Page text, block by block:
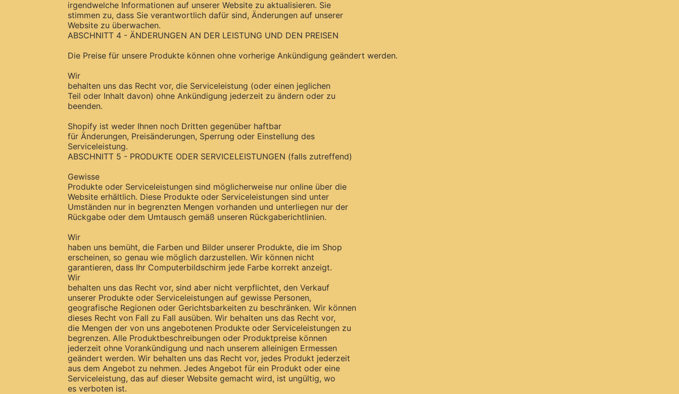
irgendwelche Informationen auf unserer Website zu aktualisieren. Sie
stimmen zu, dass Sie verantwortlich dafür sind, Änderungen auf unserer
Website zu überwachen.
ABSCHNITT 4 - ÄNDERUNGEN AN DER LEISTUNG UND DEN PREISEN
Die Preise für unsere Produkte können ohne vorherige Ankündigung geändert werden.
Wir
behalten uns das Recht vor, die Serviceleistung (oder einen jeglichen
Teil oder Inhalt davon) ohne Ankündigung jederzeit zu ändern oder zu
beenden.
Shopify ist weder Ihnen noch Dritten gegenüber haftbar
für Änderungen, Preisänderungen, Sperrung oder Einstellung des
Serviceleistung.
ABSCHNITT 5 - PRODUKTE ODER SERVICELEISTUNGEN (falls zutreffend)
Gewisse
Produkte oder Serviceleistungen sind möglicherweise nur online über die
Website erhältlich. Diese Produkte oder Serviceleistungen sind unter
Umständen nur in begrenzten Mengen vorhanden und unterliegen nur der
Rückgabe oder dem Umtausch gemäß unseren Rückgaberichtlinien.
Wir
haben uns bemüht, die Farben und Bilder unserer Produkte, die im Shop
erscheinen, so genau wie möglich darzustellen. Wir können nicht
garantieren, dass Ihr Computerbildschirm jede Farbe korrekt anzeigt.
Wir
behalten uns das Recht vor, sind aber nicht verpflichtet, den Verkauf
unserer Produkte oder Serviceleistungen auf gewisse Personen,
geografische Regionen oder Gerichtsbarkeiten zu beschränken. Wir können
dieses Recht von Fall zu Fall ausüben. Wir behalten uns das Recht vor,
die Mengen der von uns angebotenen Produkte oder Serviceleistungen zu
begrenzen. Alle Produktbeschreibungen oder Produktpreise können
jederzeit ohne Vorankündigung und nach unserem alleinigen Ermessen
geändert werden. Wir behalten uns das Recht vor, jedes Produkt jederzeit
aus dem Angebot zu nehmen. Jedes Angebot für ein Produkt oder eine
Serviceleistung, das auf dieser Website gemacht wird, ist ungültig, wo
es verboten ist.